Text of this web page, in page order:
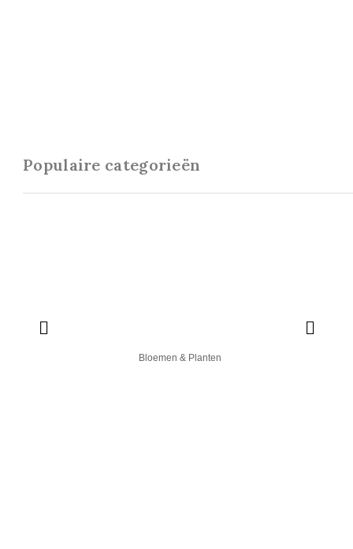
Populaire categorieën
Bloemen & Planten